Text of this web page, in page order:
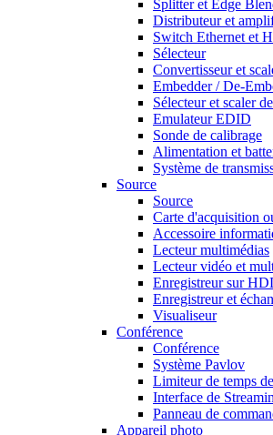
Splitter et Edge
Distributeur et
Switch Ethernet et
Sélecteur
Convertisseur et
Embedder / De-
Sélecteur et scaler
Emulateur EDID
Sonde de calibrage
Alimentation et
Système de
Source
Source
Carte d'acquisition
Accessoire
Lecteur multimédias
Lecteur vidéo et
Enregistreur sur
Enregistreur et
Visualiseur
Conférence
Conférence
Système Pavlov
Limiteur de temps
Interface de
Panneau de
Appareil photo